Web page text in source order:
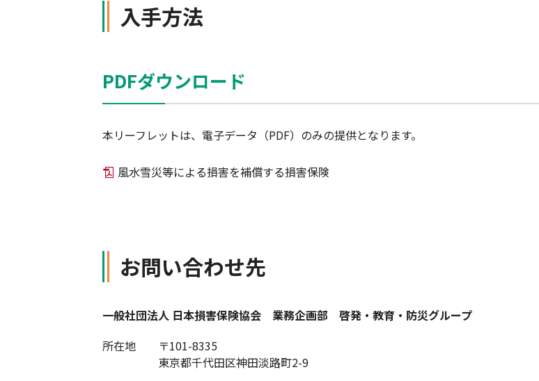
入手方法
PDFダウンロード
本リーフレットは、電子データ（PDF）のみの提供となります。
風水雪災等による損害を補償する損害保険
お問い合わせ先
一般社団法人 日本損害保険協会 業務企画部 啓発・教育・防災グループ
所在地
〒101-8335
東京都千代田区神田淡路町2-9